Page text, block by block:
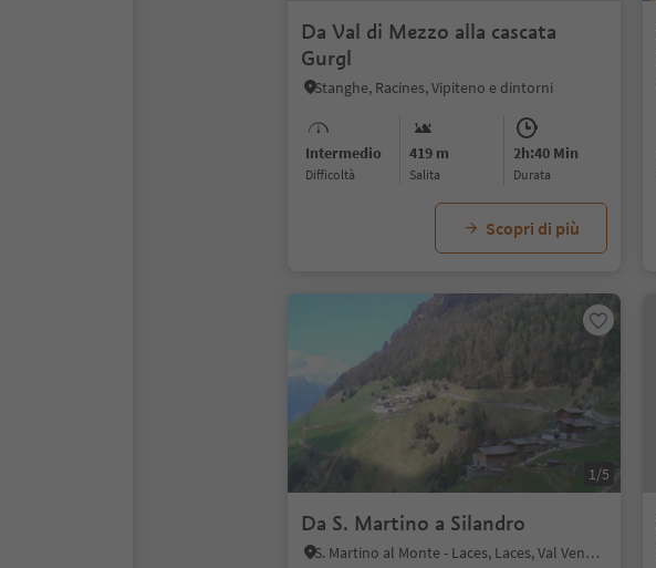
Da Val di Mezzo alla cascata
Gurgl
Stanghe, Racines, Vipiteno e dintorni
Intermedio
Difficoltà
419 m
Salita
2h:40 Min
durata
Scopri di più
1/5
Da S. Martino a Silandro
S. Martino al Monte - Laces, Laces, Val Venosta